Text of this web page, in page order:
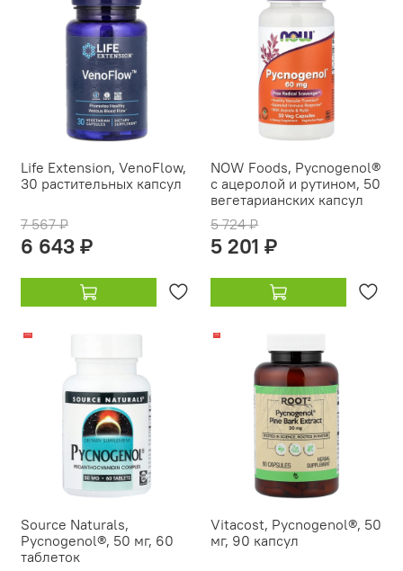
Life Extension, VenoFlow,
30 растительных капсул
7 567 ₽
6 643 ₽
NOW Foods, Pycnogenol®
с ацеролой и рутином, 50
вегетарианских капсул
5 724 ₽
5 201 ₽
-20%
Source Naturals,
Pycnogenol®, 50 мг, 60
таблеток
-17%
Vitacost, Pycnogenol®, 50
мг, 90 капсул